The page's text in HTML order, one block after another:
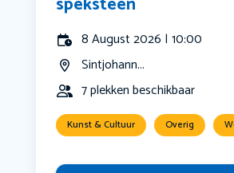
8 August 2026 | 10:00
Sintjohann...
7 plekken beschikbaar
Kunst & Cultuur Overig